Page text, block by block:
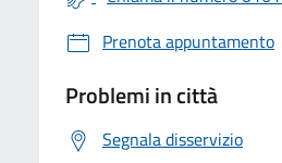
Prenota appuntamento
Problemi in città
Segnala disservizio